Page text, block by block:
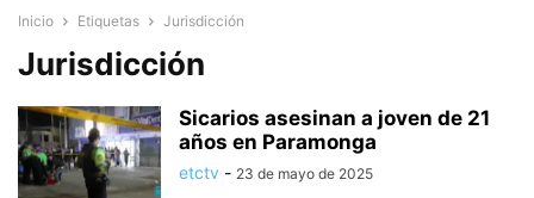
Inicio Etiquetas Jurisdicción
Jurisdicción
Sicarios asesinan a joven de 21
años en Paramonga
etctv - 23 de mayo de 2025